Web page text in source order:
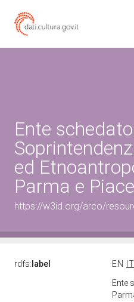
Ente
ed
Parma e
https://w3id.org/arco/
rdfs: label EN
IT
Ente